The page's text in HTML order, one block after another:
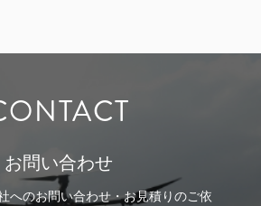
お問い合わせ
へのお問い合わせ・お見積りのご依